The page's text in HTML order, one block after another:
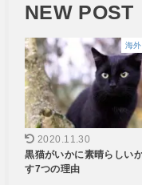
NEW POST
海
2020.11.30
黒猫がいかに素晴らしい
す7つの理由